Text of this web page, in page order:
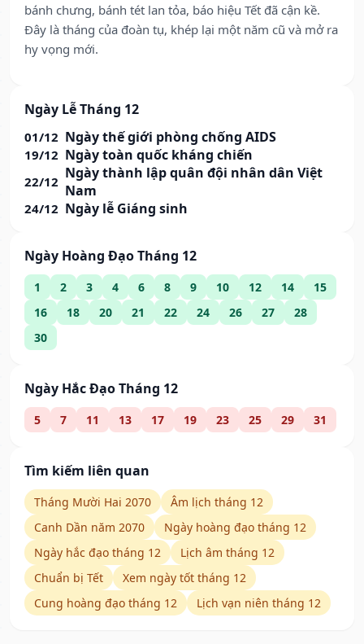
bánh chưng, bánh tét lan tỏa, báo hiệu Tết đã cận kề.
Đây là tháng của đoàn tụ, khép lại một năm cũ và mở ra
hy vọng mới.
Ngày Lễ Tháng 12
01/12 Ngày thế giới phòng chống AIDS
19/12 Ngày toàn quốc kháng chiến
22/12 Ngày thành lập quân đội nhân dân Việt
Nam
24/12 Ngày lễ Giáng sinh
Ngày Hoàng Đạo Tháng 12
1 2 3 4 6 8 9 10 12 14
15
16
18 20 21 22 24 26 27
28
30
Ngày Hắc Đạo Tháng 12
5 7 11 13 17 19 23 25 29 31
Tìm kiếm liên quan
Tháng Mười Hai 2070
Âm lịch tháng 12
Canh Dần năm 2070
Ngày hoàng đạo tháng 12
Ngày hắc đạo tháng 12
Lịch âm tháng 12
Chuẩn bị Tết
Xem ngày tốt tháng 12
Cung hoàng đạo tháng 12
Lịch vạn niên tháng 12